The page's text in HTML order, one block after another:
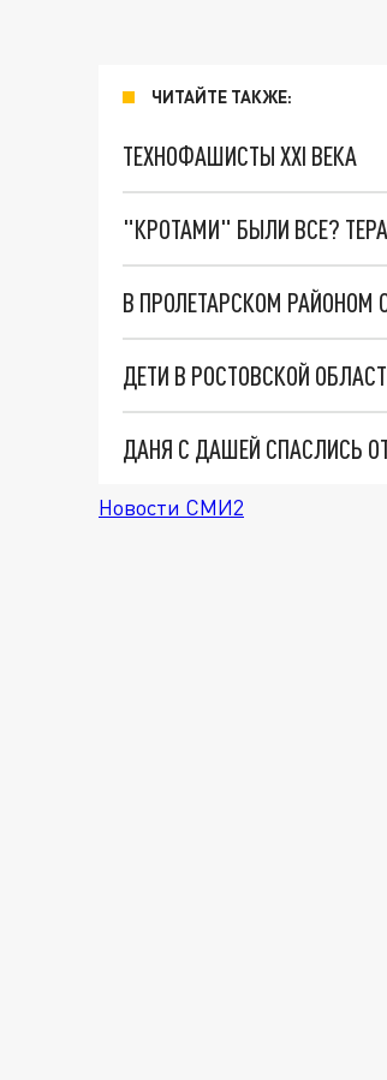
ЧИТАЙТЕ ТАКЖЕ:
ТЕХНОФАШИСТЫ XXI ВЕКА
"КРОТАМИ" БЫЛИ ВСЕ?
В ПРОЛЕТАРСКОМ РАЙОНОМ
ДАНЯ С ДАШЕЙ СПАСЛИСЬ
Новости СМИ2